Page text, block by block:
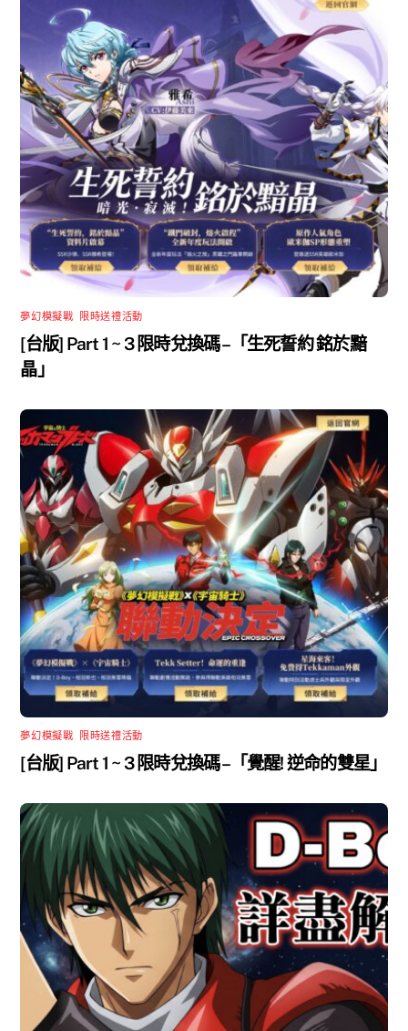
夢幻模擬戰 限時送禮活動
[台版] Part 1 ~ 3 限時兌換碼 –「生死誓約 銘於黯
晶」
夢幻模擬戰 限時送禮活動
[台版] Part 1 ~ 3 限時兌換碼 –「覺醒! 逆命的雙星」